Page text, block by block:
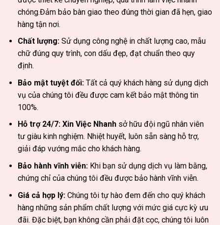
chóng.Đảm bảo bàn giao theo đúng thời gian đã hẹn, giao
hàng tận nơi.
Chất lượng: Sử dụng công nghệ in chất lượng cao, mẫu
chữ đúng quy trình, con dấu đẹp, đạt chuẩn theo quy
định.
Bảo mật tuyệt đối:Tất cả quý khách hàng sử dụng dịch
vụ của chúng tôi đều được cam kết bảo mật thông tin
100%.
Hỗ trợ 24/7: Xin Việc Nhanhsở hữu đội ngũ nhân viên
tư giàu kinh nghiệm. Nhiệt huyết, luôn sẵn sàng hỗ trợ,
giải đáp vướng mắc cho khách hàng.
Bảo hành vĩnh viễn: Khi bạn sử dụng dịch vụ làm bằng,
chứng chỉ của chúng tôi đều được bảo hành vĩnh viễn.
Giá cả hợp lý:Chúng tôi tự hào đem đến cho quý khách
hàng những sản phẩm chất lượng với mức giá cực kỳ ưu
đãi. Đặc biệt, bạn không cần phải đặt cọc, chúng tôi luôn